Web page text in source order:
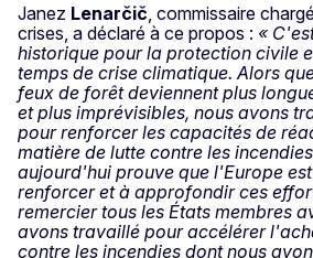
Janez Lenarčič , commissaire
crises, a déclaré à ce propos : «
historique pour la protection civile
temps de crise climatique. Alors
feux de forêt deviennent plus
et plus imprévisibles, nous avons
pour renforcer les capacités de
matière de lutte contre les
aujourd'hui prouve que l'Europe
renforcer et à approfondir ces
remercier tous les États membres
avons travaillé pour accélérer
contre les incendies dont nous